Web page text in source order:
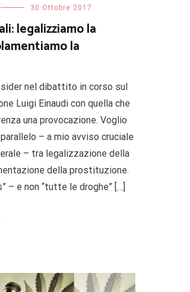
30 Ottobre 2017
legalizziamo la
la
nel dibattito in corso sul
Luigi Einaudi con quella che
una provocazione. Voglio
– a mio avviso cruciale
– tra legalizzazione della
della prostituzione.
– e non “tutte le droghe” […]